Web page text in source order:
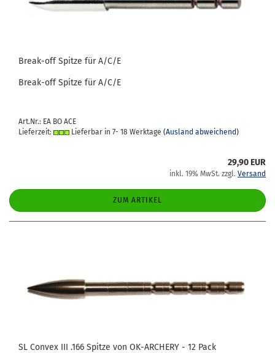
Break-​​off Spit­ze für A/C/E
Break-​off Spit­ze für A/C/E
Art.Nr.: EA BO ACE
Lieferzeit:
Lieferbar in 7- 18 Werktage (Ausland abweichend)
29,90 EUR
inkl. 19% MwSt. zzgl. Versand
ZUM ARTIKEL
SL Con­vex III .166 Spit­ze von OK-​AR­CHE­RY - 12 Pack